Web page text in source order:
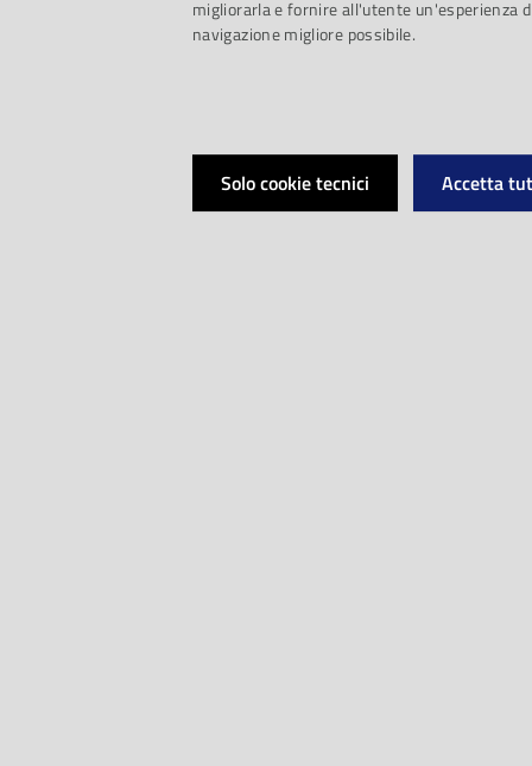
sabato 6 e
Suono e Museo
migliorarla e fornire all'utente un'esperienza
navigazione migliore possibile.
Solo cookie tecnici Accetta